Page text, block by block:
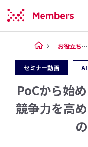
お役立ち情報
セミナー動画 AI
PoCから始
競争力を高